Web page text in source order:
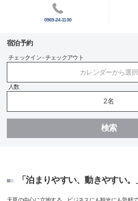
0969-24-1100
宿泊予約
チェックイン - チェックアウト
カレンダーから選択
人数
検索
「泊まりやすい、動きやすい